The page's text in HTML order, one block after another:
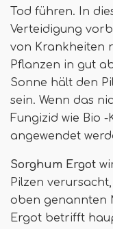
Tod führen. In
Verteidigung
von Krankheiten
Pflanzen in gut
Sonne hält den
sein. Wenn das
Fungizid wie Bio
angewendet
Sorghum Ergot
Pilzen
oben genannten
Ergot betrifft